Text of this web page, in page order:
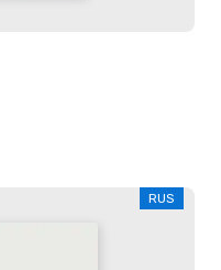
RUS